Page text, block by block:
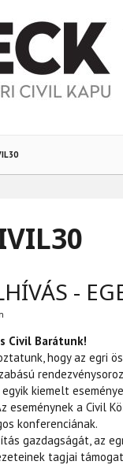
-
Civil Barátunk!
hogy az egri
kiemelt eseménye
eseménynek a Civil
konferenciának.
gazdagságát, az
tagjai